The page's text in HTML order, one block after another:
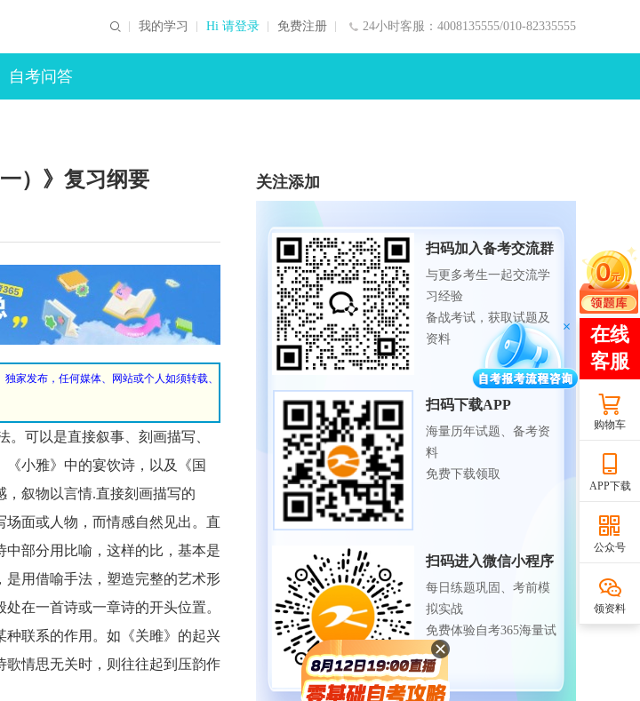
24小时客服：4008135555/010-82335555
我的学习 Hi 请登录 免费注册
自考问答
）》复习纲要
独家发布，任何媒体、网站或个人如须转载、
可以是直接叙事、刻画描写、
小雅》中的宴饮诗，以及《国
叙物以言情.直接刻画描写的
面或人物，而情感自然见出。直
部分用比喻，这样的比，基本是
用借喻手法，塑造完整的艺术形
在一首诗或一章诗的开头位置。
联系的作用。如《关雎》的起兴
情思无关时，则往往起到压韵作
关注添加
扫码加入备考交流群
与更多考生一起交流学
习经验
备战考试，获取试题及
资料
扫码下载APP
海量历年试题、备考资
料
免费下载领取
扫码进入微信小程序
每日练题巩固、考前模
拟实战
免费体验自考365海量试
题
购物车
APP下载
公众号
领资料